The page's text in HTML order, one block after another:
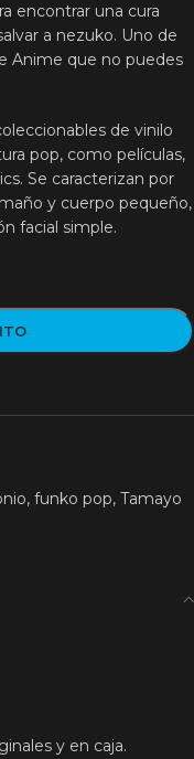
encontrar una cura
a nezuko. Uno de
Anime que no puedes
de vinilo
pop, como películas,
Se caracterizan por
y cuerpo pequeño,
facial simple.
, funko pop, Tamayo
y en caja.